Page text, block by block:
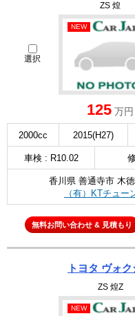
ZS 煌
選択
NEW
125 万円
2000cc 2015(H27)
車検 : R10.02
香川県 善通寺市 木
（有）KTチュー
無料お問い合わせ & 見積もり
トヨタ ヴォ
ZS 煌Z
NEW